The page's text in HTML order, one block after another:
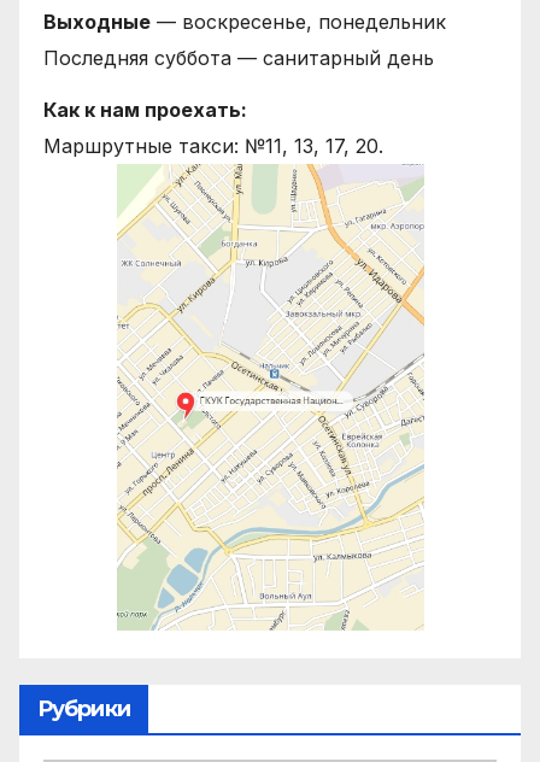
Выходные — воскресенье, понедельник
Последняя суббота — санитарный день
Как к нам проехать:
Маршрутные такси: №11, 13, 17, 20.
Рубрики